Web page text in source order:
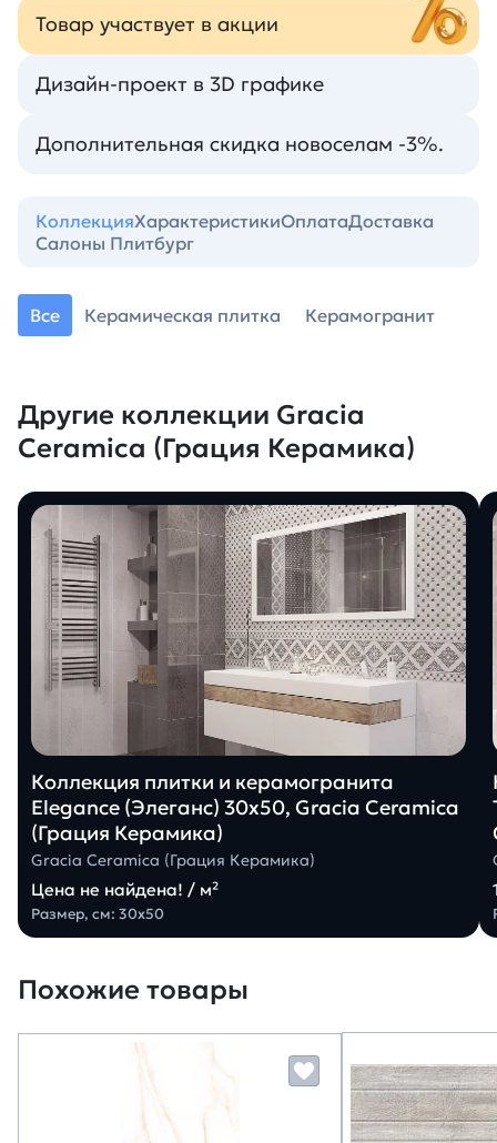
Товар участвует в акции
Дизайн-проект в 3D графике
Дополнительная скидка новоселам -3%.
КоллекцияХарактеристикиОплатаДоставка
Салоны Плитбург
Все Керамическая плитка Керамогранит
Другие коллекции Gracia
Ceramica (Грация Керамика)
Коллекция плитки и керамогранита
Elegance (Элеганс) 30х50, Gracia Ceramica
(Грация Керамика)
Gracia Ceramica (Грация Керамика)
Цена не найдена! / м²
Размер, см: 30х50
Похожие товары